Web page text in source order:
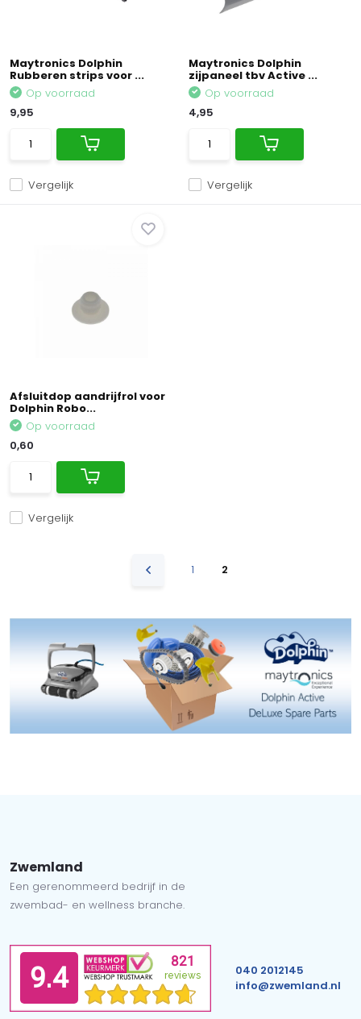
Maytronics Dolphin
Rubberen strips voor ...
Vergelijk
Op voorraad
9,95
Maytronics Dolphin
zijpaneel tbv Active ...
Vergelijk
Op voorraad
4,95
Afsluitdop aandrijfrol voor
Dolphin Robo...
Vergelijk
Op voorraad
0,60
1 2
Zwemland
Een gerenommeerd bedrijf in de
zwembad- en wellness branche.
040 2012145
info@zwemland.nl